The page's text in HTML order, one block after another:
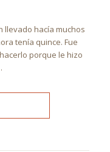
llevado hacía muchos
tenía quince. Fue
porque le hizo